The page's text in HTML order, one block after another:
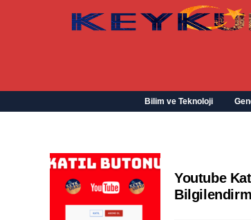
Bilim ve Teknoloji
Youtube